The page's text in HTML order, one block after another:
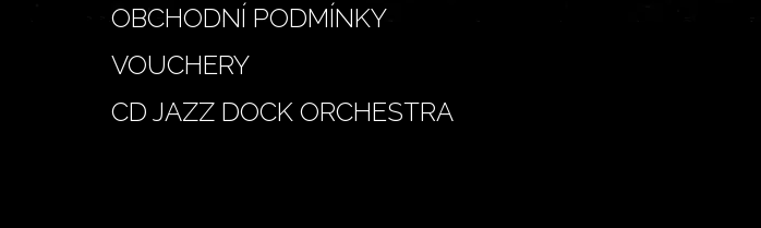
OBCHODNÍ PODMÍNKY
VOUCHERY
CD JAZZ DOCK ORCHESTRA